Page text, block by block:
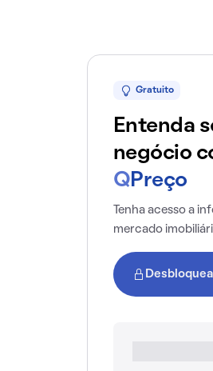
Gratuito
Entenda
negócio
Q Preço
Tenha acesso a
mercado